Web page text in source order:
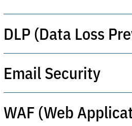
DLP (Data Loss
DLP elektron pochta, USB
oladi. GDPR siyosati va
Email Security
Fishing, zararli
ko'p qatlamli himoya.
WAF (Web